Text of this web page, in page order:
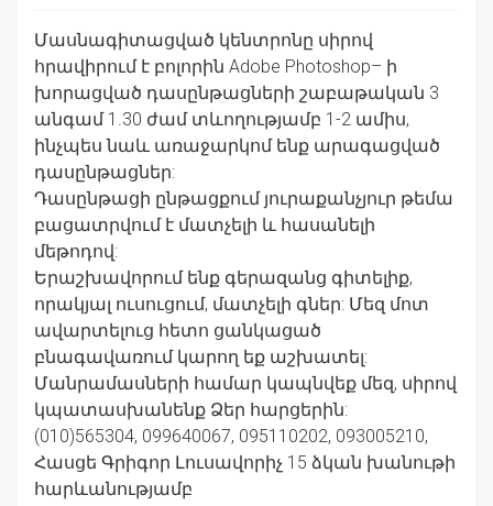
Մասնագիտացված կենտրոնը սիրով
հրավիրում է բոլորին Adobe Photoshop– ի
խորացված դասընթացների շաբաթական 3
անգամ 1.30 ժամ տևողությամբ 1-2 ամիս,
ինչպես նաև առաջարկոմ ենք արագացված
դասընթացներ:
Դասընթացի ընթացքում յուրաքանչյուր թեմա
բացատրվում է մատչելի և հասանելի
մեթոդով:
Երաշխավորում ենք գերազանց գիտելիք,
որակյալ ուսուցում, մատչելի գներ: Մեզ մոտ
ավարտելուց հետո ցանկացած
բնագավառում կարող եք աշխատել:
Մանրամասների համար կապնվեք մեզ, սիրով
կպատասխանենք Ձեր հարցերին:
(010)565304, 099640067, 095110202, 093005210,
Հասցե Գրիգոր Լուսավորիչ 15 ձկան խանութի
հարևանությամբ